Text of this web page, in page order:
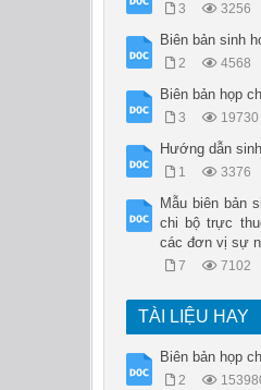
3 3256
Biên bản sinh
2 4568
Biên bản họp
3 19730
Hướng dẫn
1 3376
Mẫu biên bản
chi bộ trực
các đơn vị sự
7 7102
TÀI LIỆU HAY
Biên bản họp
2